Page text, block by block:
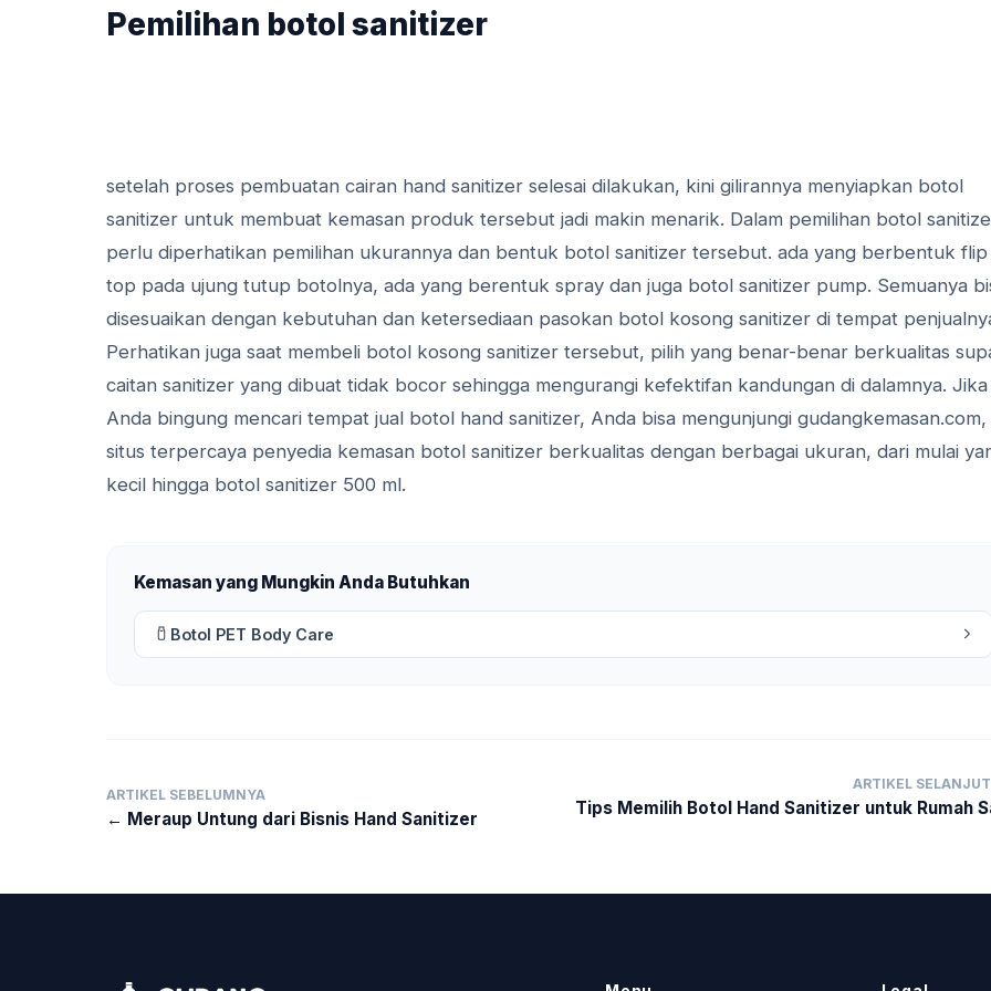
Pemilihan botol sanitizer
setelah proses pembuatan cairan hand sanitizer selesai dilakukan, kini gilirannya menyiapkan botol
sanitizer untuk membuat kemasan produk tersebut jadi makin menarik. Dalam pemilihan botol
perlu diperhatikan pemilihan ukurannya dan bentuk botol sanitizer tersebut. ada yang berbentuk flip
top pada ujung tutup botolnya, ada yang berentuk spray dan juga botol sanitizer pump. Semuanya
disesuaikan dengan kebutuhan dan ketersediaan pasokan botol kosong sanitizer di tempat
Perhatikan juga saat membeli botol kosong sanitizer tersebut, pilih yang benar-benar berkualitas
caitan sanitizer yang dibuat tidak bocor sehingga mengurangi kefektifan kandungan di dalamnya. Jika
Anda bingung mencari tempat jual botol hand sanitizer, Anda bisa mengunjungi gudangkemasan.com,
situs terpercaya penyedia kemasan botol sanitizer berkualitas dengan berbagai ukuran, dari mulai
kecil hingga botol sanitizer 500 ml.
Kemasan yang Mungkin Anda Butuhkan
Botol PET Body Care
ARTIKEL SEBELUMNYA
← Meraup Untung dari Bisnis Hand Sanitizer
ARTIKEL
Tips Memilih Botol Hand Sanitizer untuk Rumah